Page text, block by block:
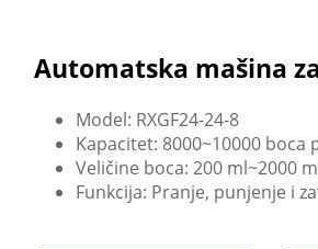
Automatska mašina
Model: RXGF24-24-8
Kapacitet: 8000~10000 boca
Veličine boca: 200 ml~2000
Funkcija: Pranje, punjenje i